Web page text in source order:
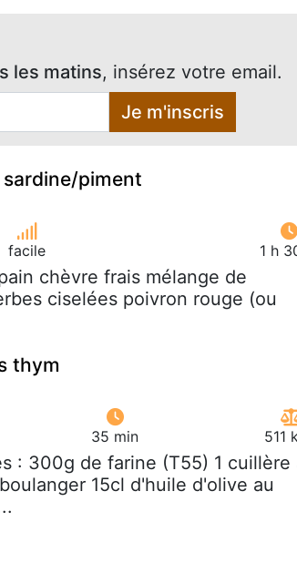
les matins, insérez votre email.
Je m'inscris
piment
facile 1 h
chèvre frais mélange de
ciselées poivron rouge (ou
thym
35 min 511
: 300g de farine (T55) 1 cuillère
15cl d'huile d'olive au